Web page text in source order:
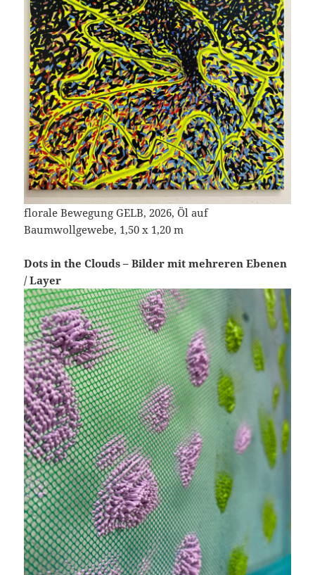
florale Bewegung GELB, 2026, Öl auf
Baumwollgewebe, 1,50 x 1,20 m
Dots in the Clouds – Bilder mit mehreren Ebenen
/ Layer